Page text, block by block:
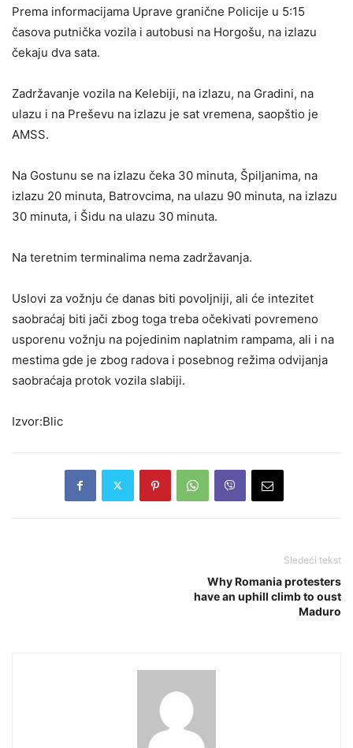
Prema informacijama Uprave granične Policije u 5:15
časova putnička vozila i autobusi na Horgošu, na izlazu
čekaju dva sata.
Zadržavanje vozila na Kelebiji, na izlazu, na Gradini, na
ulazu i na Preševu na izlazu je sat vremena, saopštio je
AMSS.
Na Gostunu se na izlazu čeka 30 minuta, Špiljanima, na
izlazu 20 minuta, Batrovcima, na ulazu 90 minuta, na izlazu
30 minuta, i Šidu na ulazu 30 minuta.
Na teretnim terminalima nema zadržavanja.
Uslovi za vožnju će danas biti povoljniji, ali će intezitet
saobraćaj biti jači zbog toga treba očekivati povremeno
usporenu vožnju na pojedinim naplatnim rampama, ali i na
mestima gde je zbog radova i posebnog režima odvijanja
saobraćaja protok vozila slabiji.
Izvor:Blic
Sledeći tekst
Why Romania protesters
have an uphill climb to oust
Maduro